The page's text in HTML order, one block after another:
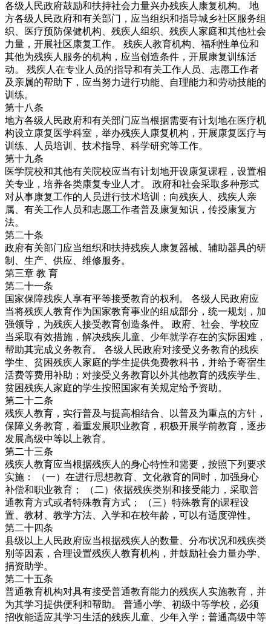
各级人民政府鼓励和扶持社会力量兴办残疾人康复机构。 地
方各级人民政府和有关部门，应当组织和指导城乡社区服务组
织、医疗预防保健机构、残疾人组织、残疾人家庭和其他社会
力量，开展社区康复工作。 残疾人教育机构、福利性单位和
其他为残疾人服务的机构，应当创造条件，开展康复训练活
动。 残疾人在专业人员的指导和有关工作人员、志愿工作者
及亲属的帮助下，应当努力进行功能、自理能力和劳动技能的
训练。
第十八条
地方各级人民政府和有关部门应当根据需要有计划地在医疗机
构设立康复医学科室，举办残疾人康复机构，开展康复医疗与
训练、人员培训、技术指导、科学研究等工作。
第十九条
医学院校和其他有关院校应当有计划地开设康复课程，设置相
关专业，培养各类康复专业人才。 政府和社会采取多种形式
对从事康复工作的人员进行技术培训；向残疾人、残疾人亲
属、有关工作人员和志愿工作者普及康复知识，传授康复方
法。
第二十条
政府有关部门应当组织和扶持残疾人康复器械、辅助器具的研
制、生产、供应、维修服务。
第三章 教 育
第二十一条
国家保障残疾人享有平等接受教育的权利。 各级人民政府应
当将残疾人教育作为国家教育事业的组成部分，统一规划，加
强领导，为残疾人接受教育创造条件。 政府、社会、学校应
当采取有效措施，解决残疾儿童、少年就学存在的实际困难，
帮助其完成义务教育。 各级人民政府对接受义务教育的残疾
学生、贫困残疾人家庭的学生提供免费教科书，并给予寄宿生
活费等费用补助；对接受义务教育以外其他教育的残疾学生、
贫困残疾人家庭的学生按照国家有关规定给予资助。
第二十二条
残疾人教育，实行普及与提高相结合、以普及为重点的方针，
保障义务教育，着重发展职业教育，积极开展学前教育，逐步
发展高级中等以上教育。
第二十三条
残疾人教育应当根据残疾人的身心特性和需要，按照下列要求
实施： （一）在进行思想教育、文化教育的同时，加强身心
补偿和职业教育； （二）依据残疾类别和接受能力，采取普
通教育方式或者特殊教育方式； （三）特殊教育的课程设
置、教材、教学方法、入学和在校年龄，可以有适度弹性。
第二十四条
县级以上人民政府应当根据残疾人的数量、分布状况和残疾类
别等因素，合理设置残疾人教育机构，并鼓励社会力量办学、
捐资助学。
第二十五条
普通教育机构对具有接受普通教育能力的残疾人实施教育，并
为其学习提供便利和帮助。 普通小学、初级中等学校，必须
招收能适应其学习生活的残疾儿童、少年入学；普通高级中等